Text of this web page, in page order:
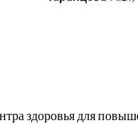
здоровья для